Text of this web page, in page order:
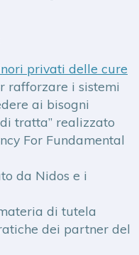
privati delle cure
rafforzare i sistemi
ai bisogni
tratta” realizzato
For Fundamental
da Nidos e i
di tutela
dei partner del